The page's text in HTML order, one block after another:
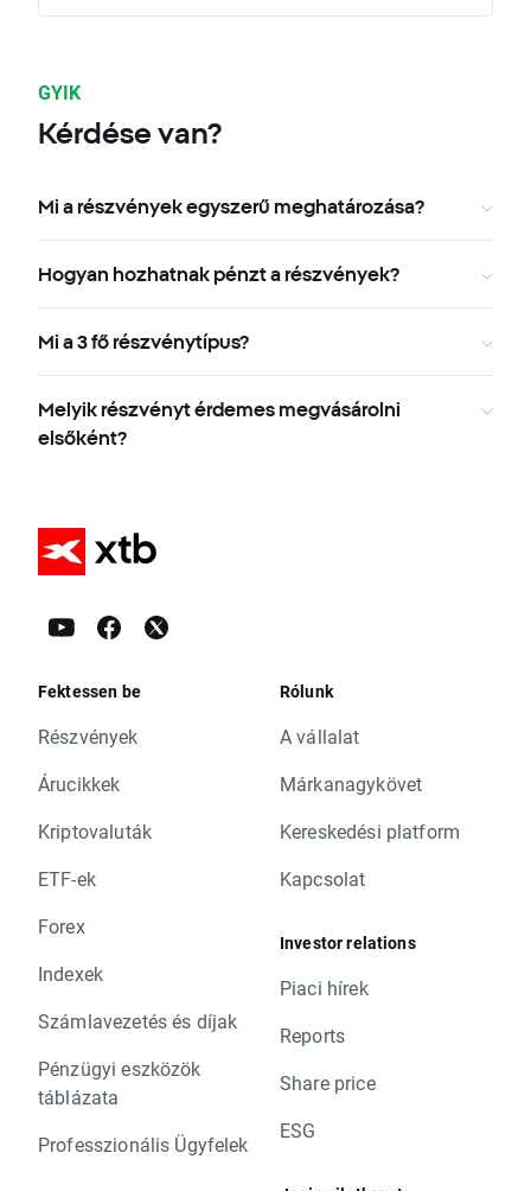
GYIK
Kérdése van?
Mi a részvények egyszerű meghatározása?
Hogyan hozhatnak pénzt a részvények?
Mi a 3 fő részvénytípus?
Melyik részvényt érdemes megvásárolni
elsőként?
Fektessen be
Részvények
Árucikkek
Kriptovaluták
ETF-ek
Forex
Indexek
Számlavezetés és díjak
Pénzügyi eszközök
táblázata
Professzionális Ügyfelek
Rólunk
A vállalat
Márkanagykövet
Kereskedési platform
Kapcsolat
Investor relations
Piaci hírek
Reports
Share price
ESG